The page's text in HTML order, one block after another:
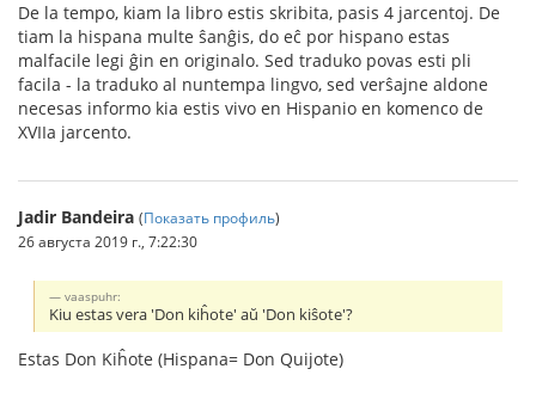
De la tempo, kiam la libro estis skribita, pasis 4 jarcentoj. De
tiam la hispana multe ŝanĝis, do eĉ por hispano estas
malfacile legi ĝin en originalo. Sed traduko povas esti pli
facila - la traduko al nuntempa lingvo, sed verŝajne aldone
necesas informo kia estis vivo en Hispanio en komenco de
XVIIa jarcento.
Jadir Bandeira (Показать профиль)
26 августа 2019 г., 7:22:30
vaaspuhr:
Kiu estas vera 'Don kiĥote' aŭ 'Don kiŝote'?
Estas Don Kiĥote (Hispana= Don Quijote)